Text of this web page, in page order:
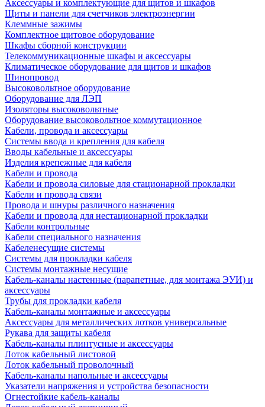
Аксессуары и комплектующие для щитов и шкафов
Щиты и панели для счетчиков электроэнергии
Клеммные зажимы
Комплектное щитовое оборудование
Шкафы сборной конструкции
Телекоммуникационные шкафы и аксессуары
Климатическое оборудование для щитов и шкафов
Шинопровод
Высоковольтное оборудование
Оборудование для ЛЭП
Изоляторы высоковольтные
Оборудование высоковольтное коммутационное
Кабели, провода и аксессуары
Системы ввода и крепления для кабеля
Вводы кабельные и аксессуары
Изделия крепежные для кабеля
Кабели и провода
Кабели и провода силовые для стационарной прокладки
Кабели и провода связи
Провода и шнуры различного назначения
Кабели и провода для нестационарной прокладки
Кабели контрольные
Кабели специального назначения
Кабеленесущие системы
Системы для прокладки кабеля
Системы монтажные несущие
Кабель-каналы настенные (парапетные, для монтажа ЭУИ) и
аксессуары
Трубы для прокладки кабеля
Кабель-каналы монтажные и аксессуары
Аксессуары для металлических лотков универсальные
Рукава для защиты кабеля
Кабель-каналы плинтусные и аксессуары
Лоток кабельный листовой
Лоток кабельный проволочный
Кабель-каналы напольные и аксессуары
Указатели напряжения и устройства безопасности
Огнестойкие кабель-каналы